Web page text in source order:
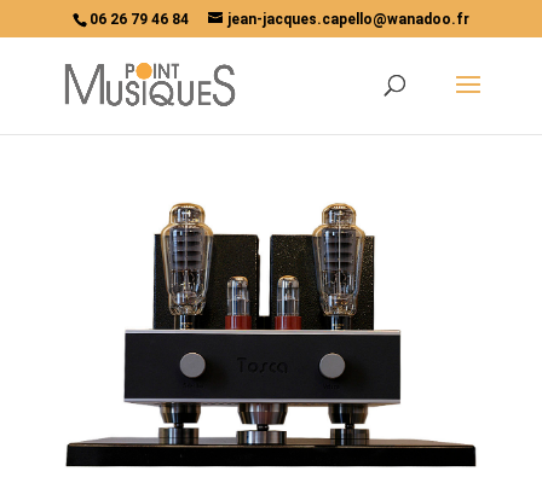
06 26 79 46 84 jean-jacques.capello@wanadoo.fr